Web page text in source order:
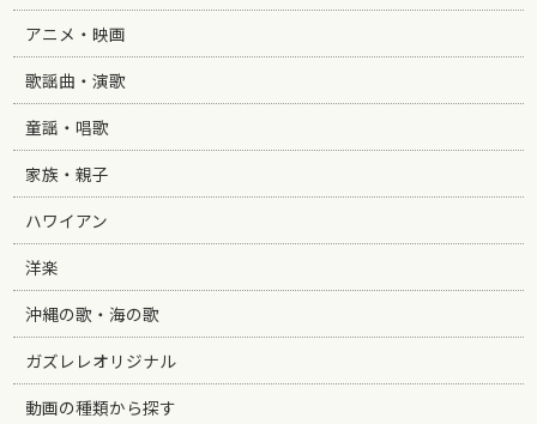
アニメ・映画
歌謡曲・演歌
童謡・唱歌
家族・親子
ハワイアン
洋楽
沖縄の歌・海の歌
ガズレレオリジナル
動画の種類から探す